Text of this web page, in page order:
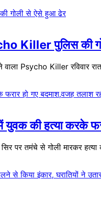
Killer पुलिस की
Psycho Killer रविवार
की हत्या करके
पर तमंचे से गोली मारकर